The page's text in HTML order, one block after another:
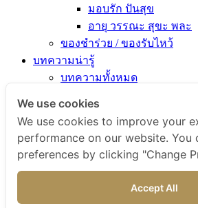
มอบรัก ปันสุข
อายุ วรรณะ สุขะ พละ
ของชำร่วย / ของรับไหว้
บทความน่ารู้
บทความทั้งหมด
ไขข้อสงสัยเรื่องข้าว
คัมภีร์เข้าครัว
สารพัดเมนูอร่อย
สุขภาพดีกับข้าวธรรม
We use cookies
We use cookies to improve your
performance on our website. You
preferences by clicking "Change
Accept All